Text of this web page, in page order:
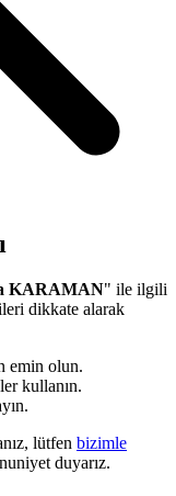
KARAMAN" ile ilgili
dikkate alarak
emin olun.
kullanın.
lütfen bizimle
duyarız.